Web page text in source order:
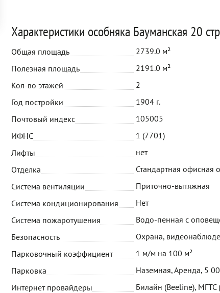
Характеристики особняка Бауманская 20
Общая площадь
2739.0 м²
Полезная площадь
2191.0 м²
Кол-во этажей
2
Год постройки
1904 г.
Почтовый индекс
105005
ИФНС
1 (7701)
Лифты
нет
Отделка
Стандартная офисная
Система вентиляции
Приточно-вытяжная
Система кондиционирования
Нет
Система пожаротушения
Водо-пенная с
Безопасность
Охрана,
Парковочный коэффициент
1 м/м на 100 м²
Парковка
Наземная, Аренда, 5
Интернет провайдеры
Билайн (Beeline), МГТС